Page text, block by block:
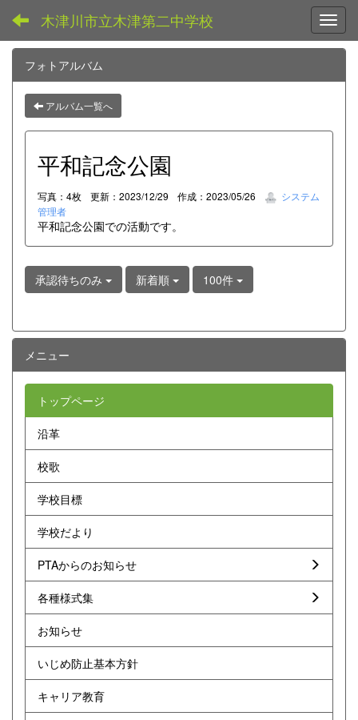
木津川市立木津第二中学校
フォトアルバム
アルバム一覧へ
平和記念公園
写真：4枚 更新：2023/12/29 作成：2023/05/26
システム
管理者
平和記念公園での活動です。
承認待ちのみ 新着順 100件
メニュー
トップページ
沿革
校歌
学校目標
学校だより
PTAからのお知らせ
各種様式集
お知らせ
いじめ防止基本方針
キャリア教育